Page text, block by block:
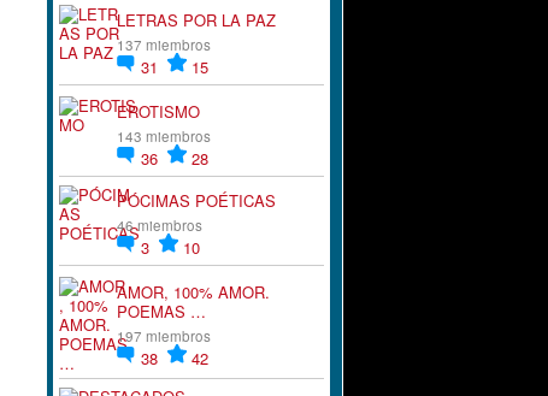
LETRAS POR LA PAZ
137 miembros
31
15
EROTISMO
143 miembros
36
28
PÓCIMAS POÉTICAS
46 miembros
3
10
AMOR, 100% AMOR.
POEMAS …
197 miembros
38
42